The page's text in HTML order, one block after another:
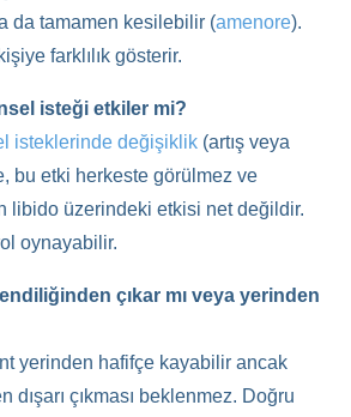
da tamamen kesilebilir (amenore).
farklılık gösterir.
isteği etkiler mi?
isteklerinde değişiklik (artış veya
bu etki herkeste görülmez ve
libido üzerindeki etkisi net değildir.
oynayabilir.
çıkar mı veya yerinden
yerinden hafifçe kayabilir ancak
dışarı çıkması beklenmez. Doğru